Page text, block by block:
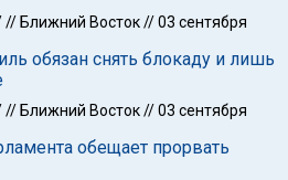
// Ближний Восток//03 сентября
обязан снять блокаду и лишь
// Ближний Восток//03 сентября
обещает прорвать